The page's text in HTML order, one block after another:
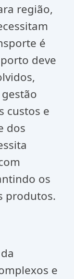
região,
é
deve
custos e
dos
os
produtos.
e